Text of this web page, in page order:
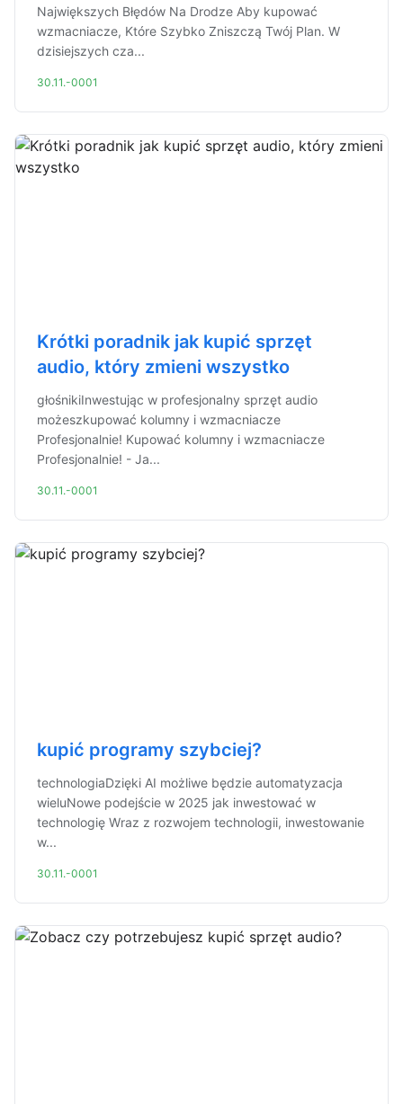
Największych Błędów Na Drodze Aby kupować
wzmacniacze, Które Szybko Zniszczą Twój Plan. W
dzisiejszych cza...
30.11.-0001
Krótki poradnik jak kupić sprzęt
audio, który zmieni wszystko
głośnikiInwestując w profesjonalny sprzęt audio
możeszkupować kolumny i wzmacniacze
Profesjonalnie! Kupować kolumny i wzmacniacze
Profesjonalnie! - Ja...
30.11.-0001
kupić programy szybciej?
technologiaDzięki AI możliwe będzie automatyzacja
wieluNowe podejście w 2025 jak inwestować w
technologię Wraz z rozwojem technologii, inwestowanie
w...
30.11.-0001